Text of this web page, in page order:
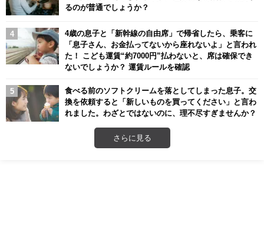
るのが普通でしょうか？
4歳の息子と「新幹線の自由席」で帰省したら、乗客に
「息子さん、お金払ってないから座れないよ」と言われ
た！ こども運賃“約7000円”払わないと、席は確保でき
ないでしょうか？ 運賃ルールを確認
食べる前のソフトクリームを落としてしまった息子。交
換を依頼すると「新しいものを買ってください」と言わ
れました。わざとではないのに、理不尽すぎませんか？
さらに見る